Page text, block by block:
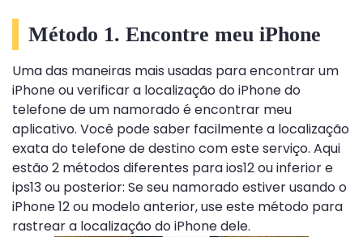
Método 1. Encontre meu iPhone
Uma das maneiras mais usadas para encontrar um
iPhone ou verificar a localização do iPhone do
telefone de um namorado é encontrar meu
aplicativo. Você pode saber facilmente a localização
exata do telefone de destino com este serviço. Aqui
estão 2 métodos diferentes para ios12 ou inferior e
ips13 ou posterior: Se seu namorado estiver usando o
iPhone 12 ou modelo anterior, use este método para
rastrear a localização do iPhone dele.